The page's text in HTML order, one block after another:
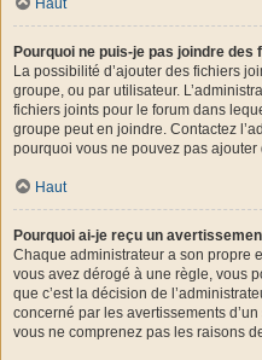
Haut
Pourquoi ne puis-je pas joindre des
La possibilité d’ajouter des fichiers
groupe, ou par utilisateur.
fichiers joints pour le forum dans
groupe peut en joindre. Contactez
pourquoi vous ne pouvez pas
Haut
Pourquoi ai-je reçu un
Chaque administrateur a son propre
vous avez dérogé à une règle, vous
que c’est la décision de
concerné par les avertissements
vous ne comprenez pas les raisons